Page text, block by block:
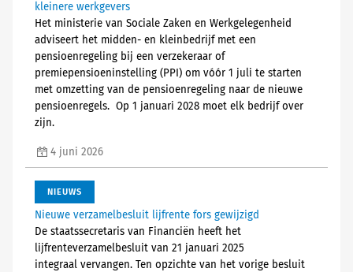
kleinere werkgevers
Het ministerie van Sociale Zaken en Werkgelegenheid
adviseert het midden- en kleinbedrijf met een
pensioenregeling bij een verzekeraar of
premiepensioeninstelling (PPI) om vóór 1 juli te starten
met omzetting van de pensioenregeling naar de nieuwe
pensioenregels. Op 1 januari 2028 moet elk bedrijf over
zijn.
4 juni 2026
NIEUWS
Nieuwe verzamelbesluit lijfrente fors gewijzigd
De staatssecretaris van Financiën heeft het
lijfrenteverzamelbesluit van 21 januari 2025
integraal vervangen. Ten opzichte van het vorige besluit